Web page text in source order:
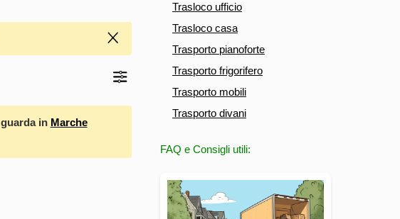
Trasloco ufficio
Trasloco casa
Trasporto pianoforte
Trasporto frigorifero
Trasporto mobili
Trasporto divani
FAQ e Consigli utili:
guarda in Marche